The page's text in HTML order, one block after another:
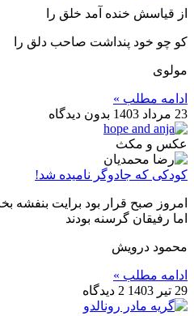
از قیاسش خنده آمد خلق را
کو چو خود پنداشت صاحب دلق را
مولوی
ادامه مطلب »
23 مرداد 1403
بدون دیدگاه
عکس و مکث
کودکی که جادوگر نامیده شد!
امروز صبح قرار بود برایت بنفشه
اما رفیقان گرسنه بودند
محمود درویش
ادامه مطلب »
29 تیر 1403
2 دیدگاه